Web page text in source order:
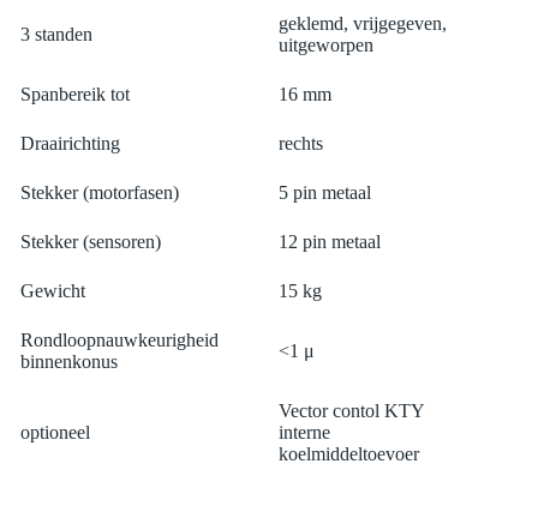
3 standen
geklemd, vrijgegeven,
uitgeworpen
Spanbereik tot 16 mm
Draairichting rechts
Stekker (motorfasen) 5 pin metaal
Stekker (sensoren) 12 pin metaal
Gewicht 15 kg
Rondloopnauwkeurigheid
binnenkonus
<1 μ
optioneel
Vector contol KTY
interne
koelmiddeltoevoer